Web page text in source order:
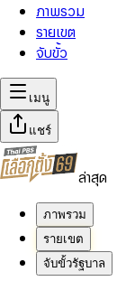
ภาพรวม
รายเขต
จับขั้ว
เมนู
แชร์
ล่าสุด
ภาพรวม
รายเขต
จับขั้วรัฐบาล